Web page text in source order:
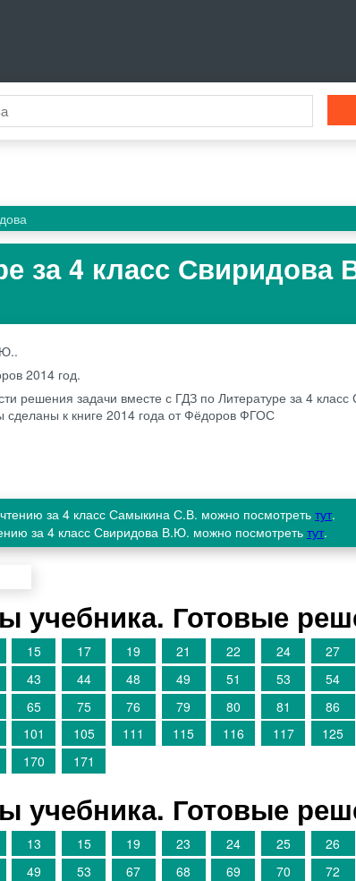
за 4 класс Свиридова
2014 год.
решения задачи вместе с ГДЗ по Литературе за 4 класс
сделаны к книге 2014 года от Фёдоров ФГОС
за 4 класс Самыкина С.В. можно посмотреть тут.
за 4 класс Свиридова В.Ю. можно посмотреть тут.
учебника. Готовые
15 17 19 21 22 24 27
43 44 48 49 51 53 54
65 75 76 79 80 81 86
101 105 111 115 116 117 125
170 171
учебника. Готовые
13 15 19 23 24 25 26
49 53 67 68 69 70 72